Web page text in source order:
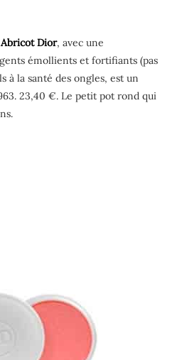
Dior, avec une
émollients et fortifiants (pas
à la santé des ongles, est un
23,40 €. Le petit pot rond qui